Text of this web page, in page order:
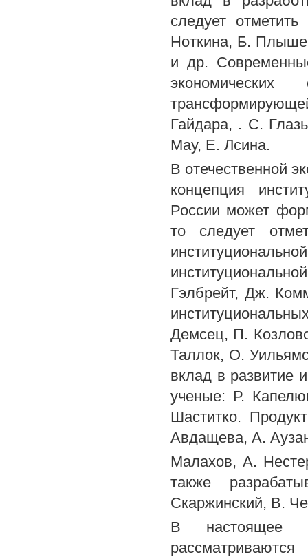
следует
Ноткина, Б.
и др.
Гайдара, . С.
May, Е. Лсина.
В отечественной
концепция
России может
то следует
Гэлбрейт, Дж.
Демсец, П.
Таллок, О.
вклад в развитие
ученые: Р.
Шаститко.
Авдащева, А.
Малахов, А.
также
Скаржинский, В.
В настоящее